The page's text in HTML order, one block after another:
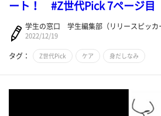
ート！ #Z世代Pick 7ページ目
学生の窓口 学生編集部（リリースピッカ
2022/12/19
タグ： Z世代Pick ケア 身だしなみ